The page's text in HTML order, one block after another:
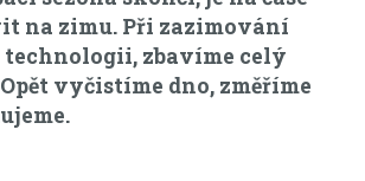
na zimu. Při zazimování
technologii, zbavíme celý
vyčistíme dno, změříme